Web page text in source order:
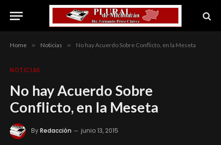
Home » Noticias » No hay Acuerdo Sobre Conflicto, en la Meseta
NOTICIAS
No hay Acuerdo Sobre
Conflicto, en la Meseta
ByRedacción junio 13, 2015